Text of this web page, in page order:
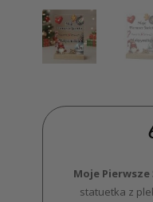
Moje Pierwsze
statuetka z